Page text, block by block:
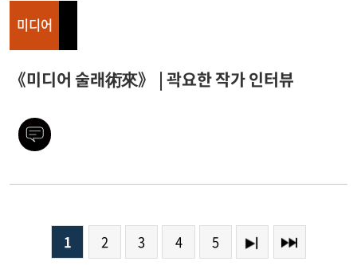
미디어
《미디어 술래術來》 | 곽요한 작가 인터뷰
1 2 3 4 5